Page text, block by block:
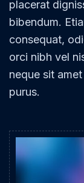
placerat
bibendum.
consequat,
orci nibh vel
neque sit
purus.